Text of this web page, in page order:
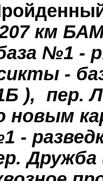
км
№1 -
-
), пер.
новым
-